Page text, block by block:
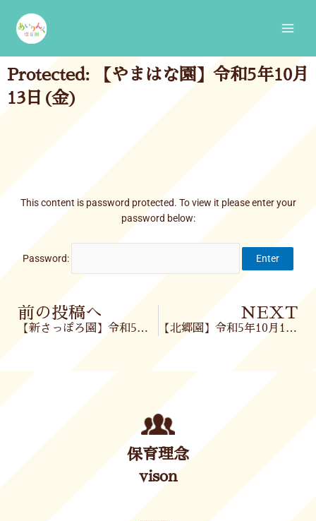
content
Protected: 【やまはな園】令和5年10月
13日(金)
This content is password protected. To view it please enter your
password below:
Password:
Prev
前の投稿へ
【新さっぽろ園】令和5年10月13日(金)
NEXT
【北郷園】令和5年10月13日(金)
保育理念
vison